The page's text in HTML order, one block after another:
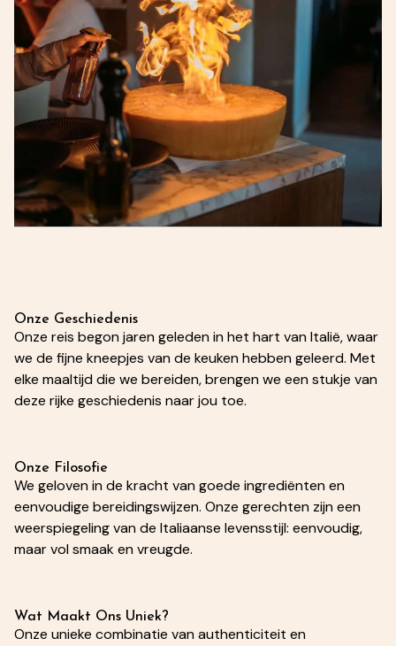
Onze Geschiedenis
Onze reis begon jaren geleden in het hart van Italië, waar
we de fijne kneepjes van de keuken hebben geleerd. Met
elke maaltijd die we bereiden, brengen we een stukje van
deze rijke geschiedenis naar jou toe.
Onze Filosofie
We geloven in de kracht van goede ingrediënten en
eenvoudige bereidingswijzen. Onze gerechten zijn een
weerspiegeling van de Italiaanse levensstijl: eenvoudig,
maar vol smaak en vreugde.
Wat Maakt Ons Uniek?
Onze unieke combinatie van authenticiteit en